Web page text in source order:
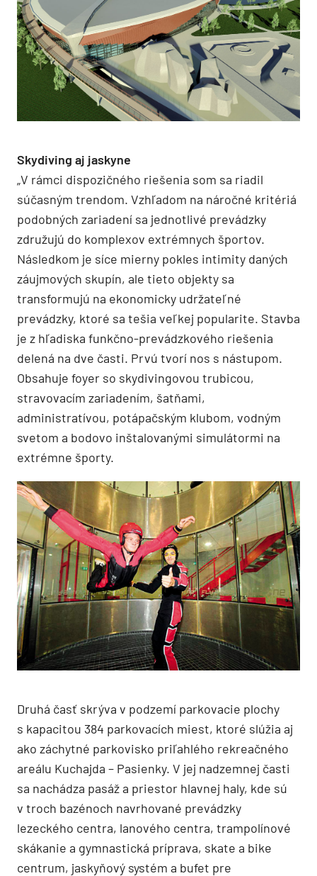
Skydiving aj jaskyne
„V rámci dispozičného riešenia som sa riadil
súčasným trendom. Vzhľadom na náročné kritériá
podobných zariadení sa jednotlivé prevádzky
združujú do komplexov extrémnych športov.
Následkom je síce mierny pokles intimity daných
záujmových skupín, ale tieto objekty sa
transformujú na ekonomicky udržateľné
prevádzky, ktoré sa tešia veľkej popularite. Stavba
je z hľadiska funkčno-prevádzkového riešenia
delená na dve časti. Prvú tvorí nos s nástupom.
Obsahuje foyer so skydivingovou trubicou,
stravovacím zariadením, šatňami,
administratívou, potápačským klubom, vodným
svetom a bodovo inštalovanými simulátormi na
extrémne športy.
Druhá časť skrýva v podzemí parkovacie plochy
s kapacitou 384 parkovacích miest, ktoré slúžia aj
ako záchytné parkovisko priľahlého rekreačného
areálu Kuchajda – Pasienky. V jej nadzemnej časti
sa nachádza pasáž a priestor hlavnej haly, kde sú
v troch bazénoch navrhované prevádzky
lezeckého centra, lanového centra, trampolínové
skákanie a gymnastická príprava, skate a bike
centrum, jaskyňový systém a bufet pre